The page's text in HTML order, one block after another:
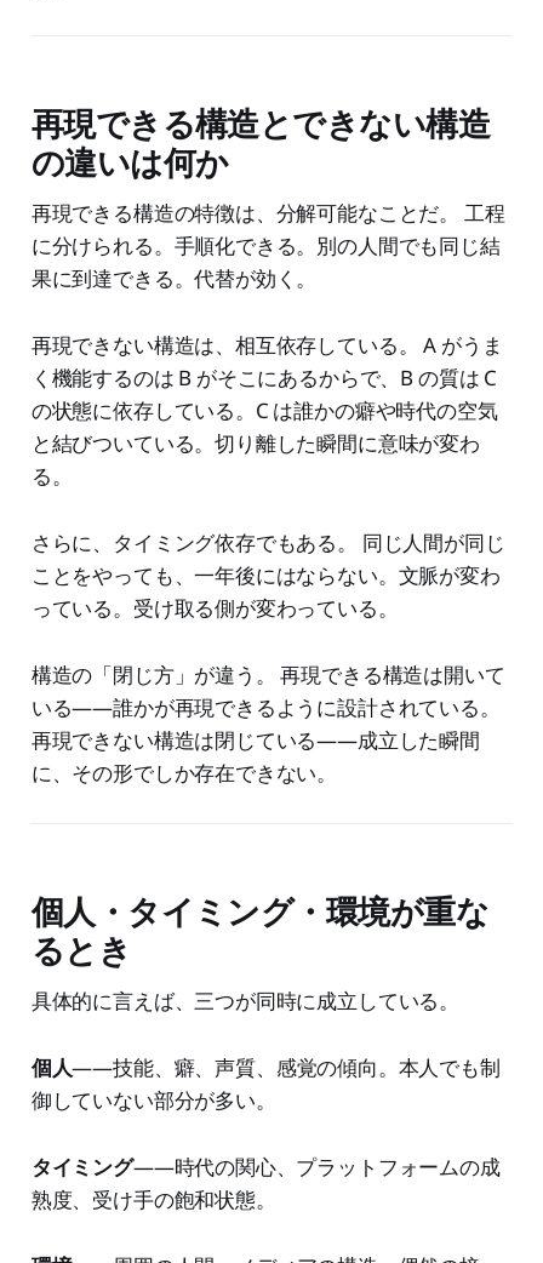
再現できる構造とできない構造
の違いは何か
再現できる構造の特徴は、分解可能なことだ。 工程
に分けられる。手順化できる。別の人間でも同じ結
果に到達できる。代替が効く。
再現できない構造は、相互依存している。 A がうま
く機能するのは B がそこにあるからで、B の質は C
の状態に依存している。C は誰かの癖や時代の空気
と結びついている。切り離した瞬間に意味が変わ
る。
さらに、タイミング依存でもある。 同じ人間が同じ
ことをやっても、一年後にはならない。文脈が変わ
っている。受け取る側が変わっている。
構造の「閉じ方」が違う。 再現できる構造は開いて
いる——誰かが再現できるように設計されている。
再現できない構造は閉じている——成立した瞬間
に、その形でしか存在できない。
個人・タイミング・環境が重な
るとき
具体的に言えば、三つが同時に成立している。
個人——技能、癖、声質、感覚の傾向。本人でも制
御していない部分が多い。
タイミング——時代の関心、プラットフォームの成
熟度、受け手の飽和状態。